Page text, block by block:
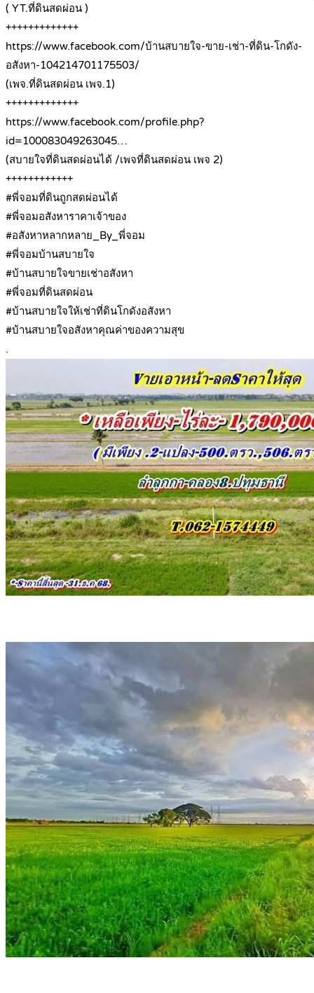
( YT.ที่ดินสดผ่อน )
+++++++++++++
https://www.facebook.com/บ้านสบายใจ-ขาย-เช่า-ที่ดิน-โกดัง-
อสังหา-104214701175503/
(เพจ.ที่ดินสดผ่อน เพจ.1)
+++++++++++++
https://www.facebook.com/profile.php?
id=100083049263045…
(สบายใจที่ดินสดผ่อนได้ /เพจที่ดินสดผ่อน เพจ 2)
++++++++++++
#พี่จอมที่ดินถูกสดผ่อนได้
#พี่จอมอสังหาราคาเจ้าของ
#อสังหาหลากหลาย_By_พี่จอม
#พี่จอมบ้านสบายใจ
#บ้านสบายใจขายเช่าอสังหา
#พี่จอมที่ดินสดผ่อน
#บ้านสบายใจให้เช่าที่ดินโกดังอสังหา
#บ้านสบายใจอสังหาคุณค่าของความสุข
.